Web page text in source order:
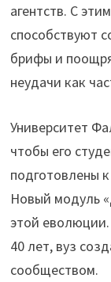
агентств. С
способствуют
брифы и
неудачи как
Университет
чтобы его
подготовлены к
Новый модуль
этой
40 лет, вуз
сообществом.